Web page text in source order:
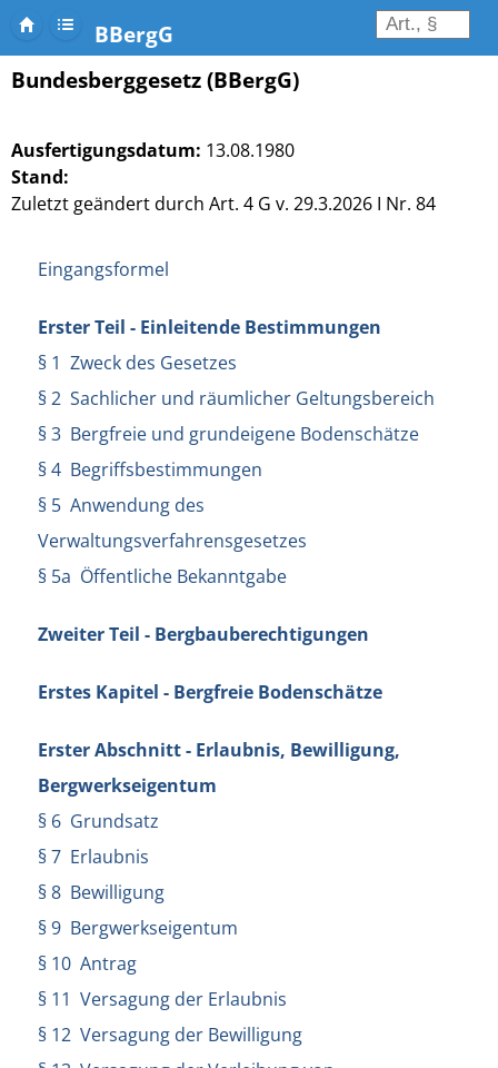
BBergG
Bundesberggesetz (BBergG)
Ausfertigungsdatum: 13.08.1980
Stand:
Zuletzt geändert durch Art. 4 G v. 29.3.2026 I Nr. 84
Eingangsformel
Erster Teil - Einleitende Bestimmungen
§ 1 Zweck des Gesetzes
§ 2 Sachlicher und räumlicher Geltungsbereich
§ 3 Bergfreie und grundeigene Bodenschätze
§ 4 Begriffsbestimmungen
§ 5 Anwendung des
Verwaltungsverfahrensgesetzes
§ 5a Öffentliche Bekanntgabe
Zweiter Teil - Bergbauberechtigungen
Erstes Kapitel - Bergfreie Bodenschätze
Erster Abschnitt - Erlaubnis, Bewilligung,
Bergwerkseigentum
§ 6 Grundsatz
§ 7 Erlaubnis
§ 8 Bewilligung
§ 9 Bergwerkseigentum
§ 10 Antrag
§ 11 Versagung der Erlaubnis
§ 12 Versagung der Bewilligung